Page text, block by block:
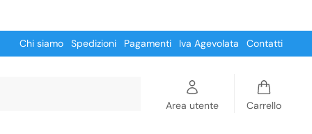
Chi siamo Spedizioni Pagamenti Iva Agevolata Contatti
Area utente Carrello